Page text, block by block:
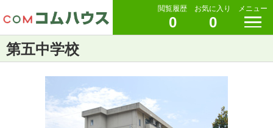
閲覧履歴
0
お気に入り
0
メニュー
第五中学校